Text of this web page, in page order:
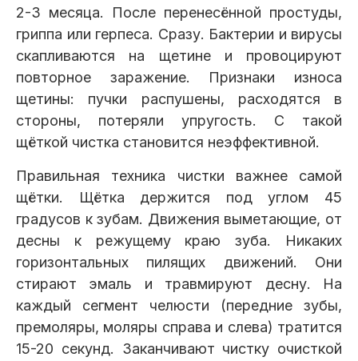
2-3 месяца. После перенесённой простуды,
гриппа или герпеса. Сразу. Бактерии и вирусы
скапливаются на щетине и провоцируют
повторное заражение. Признаки износа
щетины: пучки распушены, расходятся в
стороны, потеряли упругость. С такой
щёткой чистка становится неэффективной.
Правильная техника чистки важнее самой
щётки. Щётка держится под углом 45
градусов к зубам. Движения выметающие, от
десны к режущему краю зуба. Никаких
горизонтальных пилящих движений. Они
стирают эмаль и травмируют десну. На
каждый сегмент челюсти (передние зубы,
премоляры, моляры справа и слева) тратится
15-20 секунд. Заканчивают чистку очисткой